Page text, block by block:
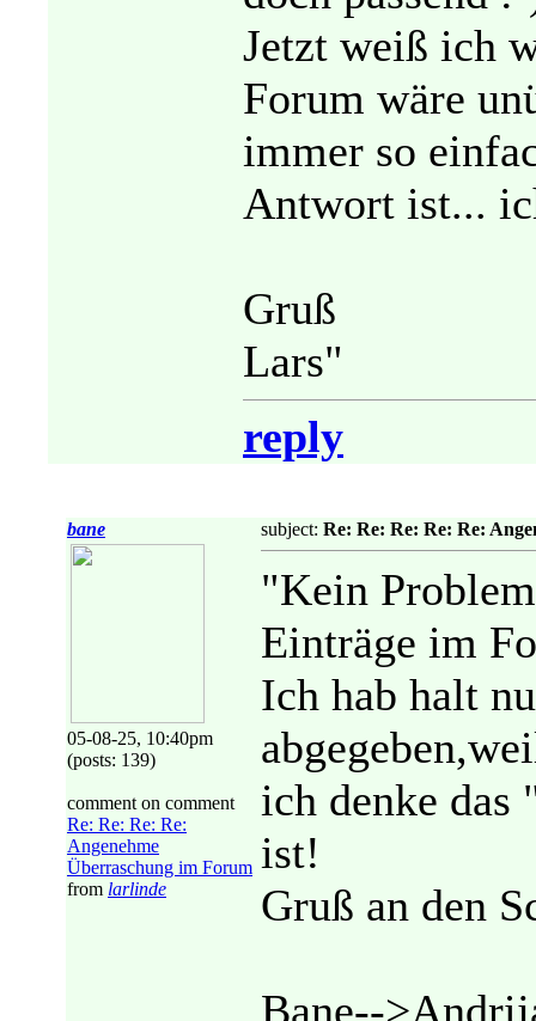
Jetzt weiß ich
Forum wäre
immer so
Antwort ist...
Gruß
Lars"
reply
bane
05-08-25, 10:40pm
(posts: 139)
comment on comment
Re: Re: Re: Re:
Angenehme
Überraschung im Forum
from larlinde
subject: Re: Re: Re: Re: Re:
"Kein
Einträge im
Ich hab halt
ich denke
ist!
Gruß an den
Bane--